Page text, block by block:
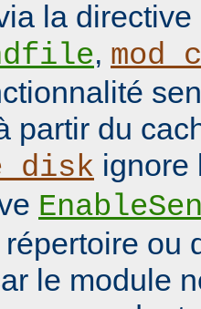
la directive
,
partir du
ignore
ou
le module